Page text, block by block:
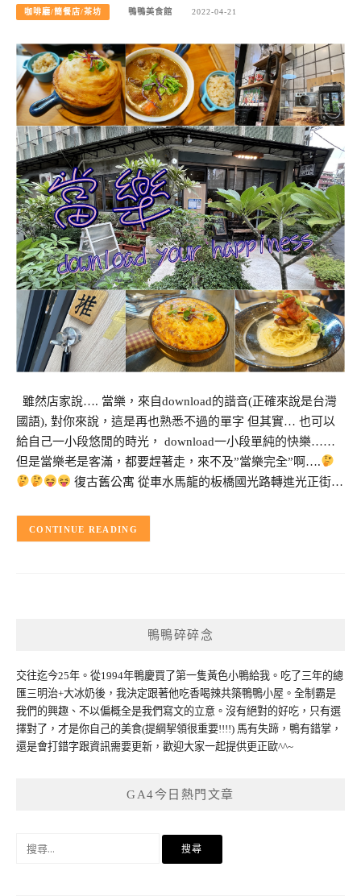
咖啡廳/簡餐店/茶坊 鴨鴨美食館 2022-04-21
雖然店家說…. 當樂，來自download的諧音(正確來說是台灣
國語), 對你來說，這是再也熟悉不過的單字 但其實… 也可以
給自己一小段悠閒的時光， download一小段單純的快樂……
但是當樂老是客滿，都要趕著走，來不及”當樂完全”啊….
復古舊公寓 從車水馬龍的板橋國光路轉進光正街…
CONTINUE READING
鴨鴨碎碎念
交往迄今25年。從1994年鴨慶買了第一隻黃色小鴨給我。吃了三年的總
匯三明治+大冰奶後，我決定跟著他吃香喝辣共築鴨鴨小屋。全制霸是
我們的興趣、不以偏概全是我們寫文的立意。沒有絕對的好吃，只有選
擇對了，才是你自己的美食(提綱挈領很重要!!!!) 馬有失蹄，鴨有錯掌，
還是會打錯字跟資訊需要更新，歡迎大家一起提供更正歐^^~
GA4今日熱門文章